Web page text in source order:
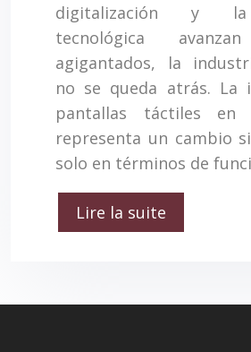
digitalización y la
tecnológica
agigantados, la
no se queda atrás. La
pantallas táctiles en
representa un cambio
solo en términos de
Lire la suite